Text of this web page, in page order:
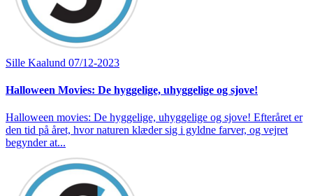
Sille Kaalund 07/12-2023
Halloween Movies: De hyggelige, uhyggelige og sjove!
Halloween movies: De hyggelige, uhyggelige og sjove! Efteråret er
den tid på året, hvor naturen klæder sig i gyldne farver, og vejret
begynder at...